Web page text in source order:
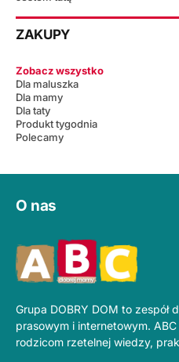
ZAKUPY
Zobacz wszystko
Dla maluszka
Dla mamy
Dla taty
Produkt tygodnia
Polecamy
O nas
Grupa DOBRY DOM to zespół
prasowym i internetowym.
rodzicom rzetelnej wiedzy,